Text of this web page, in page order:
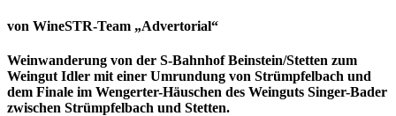
von WineSTR-Team „Advertorial“
Weinwanderung von der S-Bahnhof Beinstein/Stetten zum
Weingut Idler mit einer Umrundung von Strümpfelbach und
dem Finale im Wengerter-Häuschen des Weinguts Singer-Bader
zwischen Strümpfelbach und Stetten.